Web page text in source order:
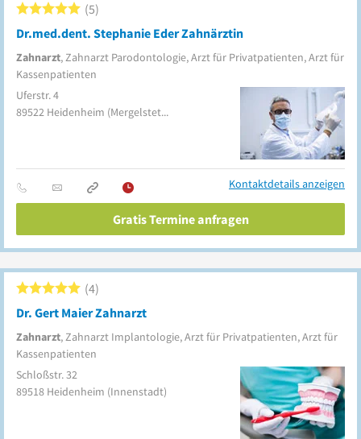
Dr.med.dent. Stephanie Eder Zahnärztin
Zahnarzt, Zahnarzt Parodontologie, Arzt für Privatpatienten, Arzt für
Kassenpatienten
5
Uferstr. 4
89522 Heidenheim (Mergelstetten)
Kontaktdetails anzeigen
Gratis Termine anfragen
Dr. Gert Maier Zahnarzt
Zahnarzt, Zahnarzt Implantologie, Arzt für Privatpatienten, Arzt für
Kassenpatienten
4
Schloßstr. 32
89518 Heidenheim (Innenstadt)